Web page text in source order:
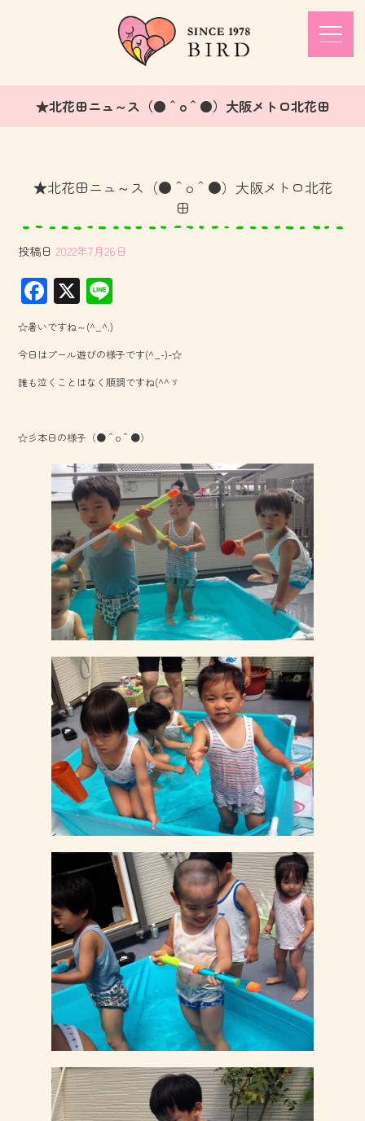
★北花田ニュ～ス（●＾o＾●）大阪メトロ北花田
★北花田ニュ～ス（●＾o＾●）大阪メトロ北花
田
投稿日 2022年7月26日
F
ac
e
b
o
X
☆暑いですね～(^_^.)
今日はプール遊びの様子です(^_-)-☆
誰も泣くことはなく順調ですね(^^ゞ
☆彡本日の様子（●＾o＾●）